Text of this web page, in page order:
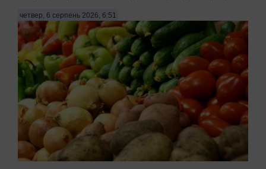
четвер, 6 серпень 2026, 6:51